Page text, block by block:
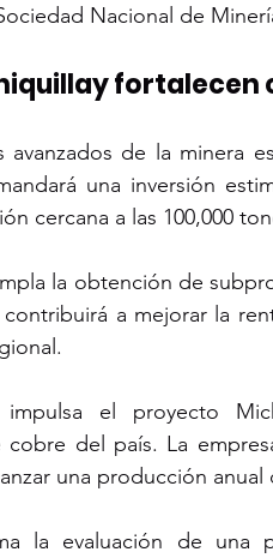
Nacional de
fortalecen
de la minera
una inversión
cercana a las 100,000
la obtención de
a mejorar la
impulsa el proyecto
del país. La
una producción
la evaluación de una